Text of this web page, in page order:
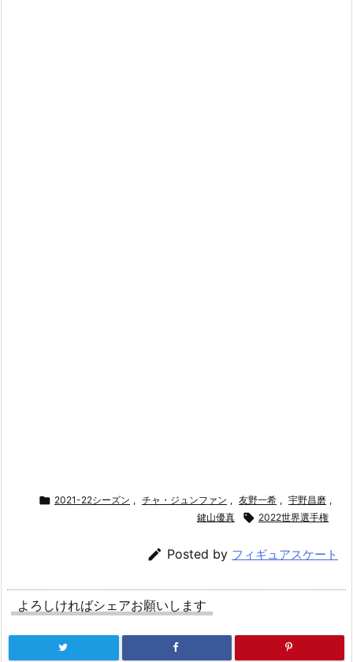
 2021-22シーズン , チャ・ジュンファン , 友野一希 , 宇野昌磨 ,
鍵山優真
 2022世界選手権
 Posted by フィギュアスケート
よろしければシェアお願いします